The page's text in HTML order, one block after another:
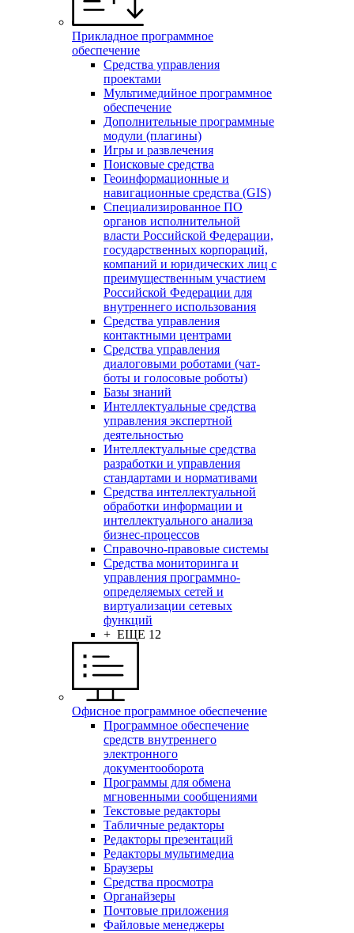
Прикладное программное
обеспечение
Средства управления
проектами
Мультимедийное программное
обеспечение
Дополнительные программные
модули (плагины)
Игры и развлечения
Поисковые средства
Геоинформационные и
навигационные средства (GIS)
Специализированное ПО
органов исполнительной
власти Российской Федерации,
государственных корпораций,
компаний и юридических лиц с
преимущественным участием
Российской Федерации для
внутреннего использования
Средства управления
контактными центрами
Средства управления
диалоговыми роботами (чат-
боты и голосовые роботы)
Базы знаний
Интеллектуальные средства
управления экспертной
деятельностью
Интеллектуальные средства
разработки и управления
стандартами и нормативами
Средства интеллектуальной
обработки информации и
интеллектуального анализа
бизнес-процессов
Справочно-правовые системы
Средства мониторинга и
управления программно-
определяемых сетей и
виртуализации сетевых
функций
+ ЕЩЕ 12
Офисное программное обеспечение
Программное обеспечение
средств внутреннего
электронного
документооборота
Программы для обмена
мгновенными сообщениями
Текстовые редакторы
Табличные редакторы
Редакторы презентаций
Редакторы мультимедиа
Браузеры
Средства просмотра
Органайзеры
Почтовые приложения
Файловые менеджеры